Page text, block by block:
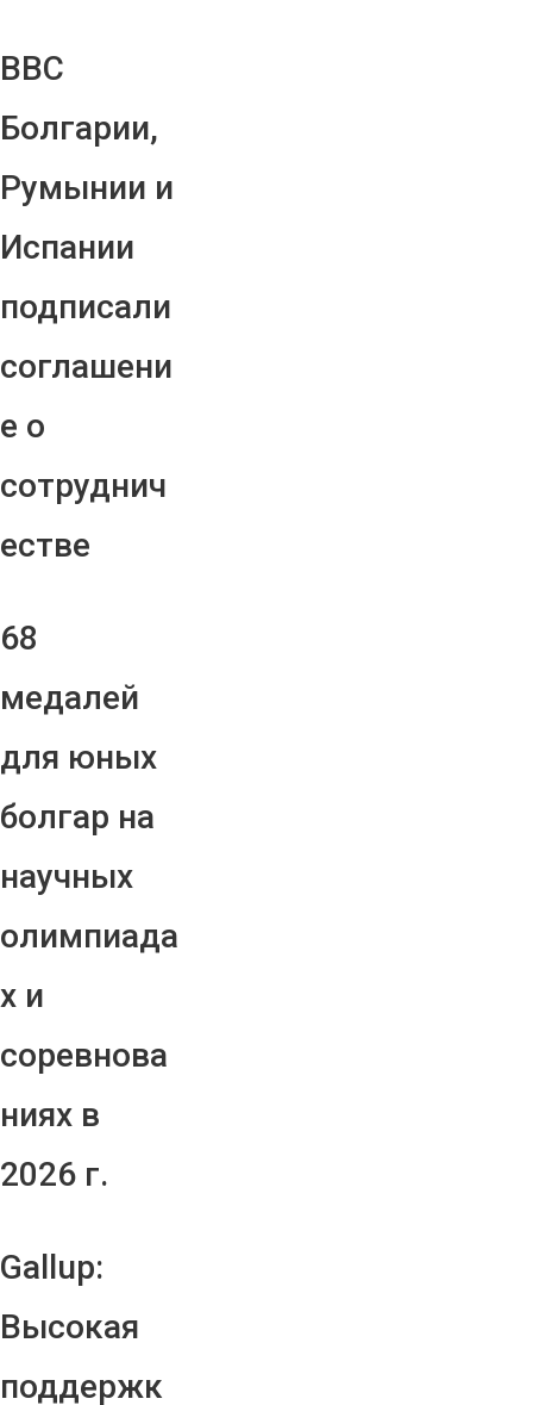
ВВС
Болгарии,
Румынии и
Испании
подписали
соглашени
е о
сотруднич
естве
68
медалей
для юных
болгар на
научных
олимпиада
х и
соревнова
ниях в
2026 г.
Gallup:
Высокая
поддержк